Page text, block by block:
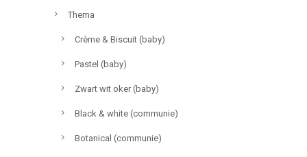
Thema
Crème & Biscuit (baby)
Pastel (baby)
Zwart wit oker (baby)
Black & white (communie)
Botanical (communie)